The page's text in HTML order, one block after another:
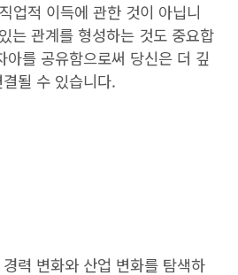
업적 이득에 관한 것이 아닙니
는 관계를 형성하는 것도 중요합
아를 공유함으로써 당신은 더 깊
될 수 있습니다.
력 변화와 산업 변화를 탐색하